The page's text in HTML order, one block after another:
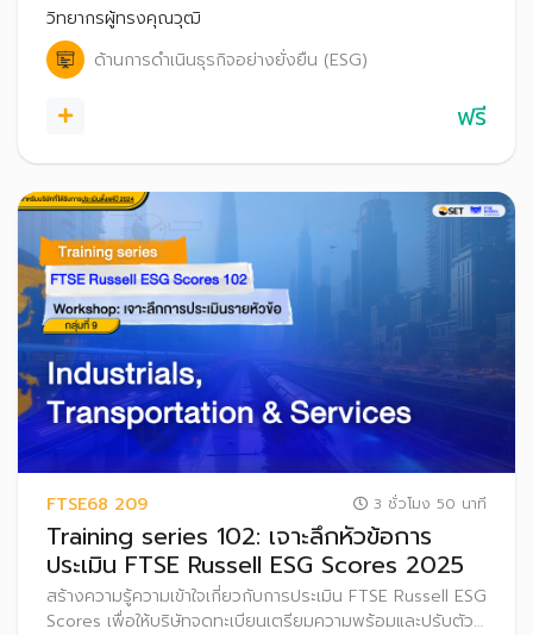
Scores สู่สาธารณะ ตั้งแต่ปี 2569 เป็นต้นไป
วิทยากรผู้ทรงคุณวุฒิ
ด้านการดำเนินธุรกิจอย่างยั่งยืน (ESG)
ฟรี
FTSE68 209 3 ชั่วโมง 50 นาที
Training series 102: เจาะลึกหัวข้อการ
ประเมิน FTSE Russell ESG Scores 2025
สร้างความรู้ความเข้าใจเกี่ยวกับการประเมิน FTSE Russell ESG
Scores เพื่อให้บริษัทจดทะเบียนเตรียมความพร้อมและปรับตัว